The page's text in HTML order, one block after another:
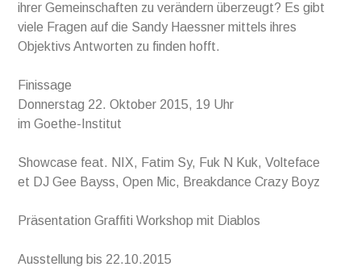
ihrer Gemeinschaften zu verändern überzeugt? Es gibt
viele Fragen auf die Sandy Haessner mittels ihres
Objektivs Antworten zu finden hofft.
Finissage
Donnerstag 22. Oktober 2015, 19 Uhr
im Goethe-Institut
Showcase feat. NIX, Fatim Sy, Fuk N Kuk, Volteface
et DJ Gee Bayss, Open Mic, Breakdance Crazy Boyz
Präsentation Graffiti Workshop mit Diablos
Ausstellung bis 22.10.2015